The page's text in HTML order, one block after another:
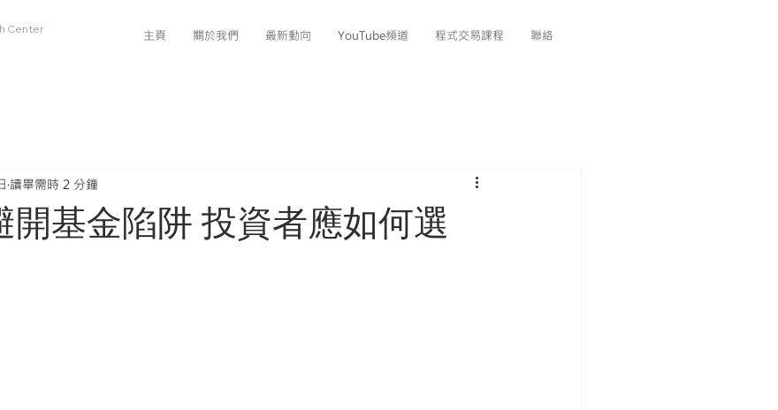
Center
主頁 關於我們 最新動向 YouTube頻道 程式交易課程 聯絡
開基金陷阱 投資者應如何選
讀畢需時 2 分鐘